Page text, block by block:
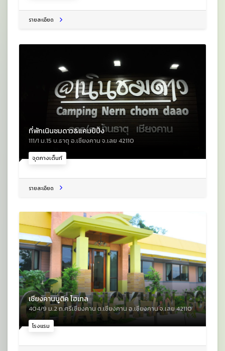
รายละเอียด
จุดกางเต็นท์
ที่พักเนินชมดาว&แคมป์ปิ้ง
111/1 ม.15 บ.ธาตุ อ.เชียงคาน จ.เลย 42110
รายละเอียด
โรงแรม
เชียงคานบูติค โฮเทล
404/9 ม.2 ถ.ศรีเชียงคาน ต.เชียงคาน อ.เชียงคาน จ.เลย 42110